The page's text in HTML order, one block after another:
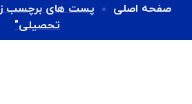
صفحه اصلی
پست های برچسب
تحصیلی"